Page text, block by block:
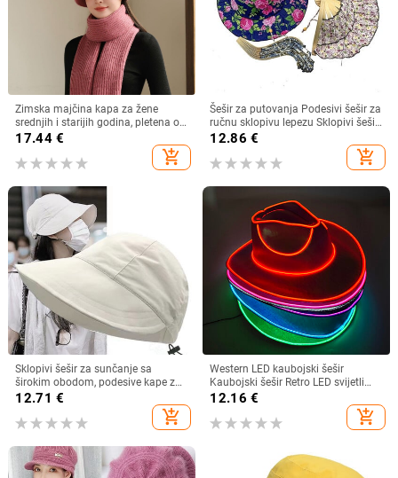
Zimska majčina kapa za žene
srednjih i starijih godina, pletena od
zečjeg krzna, otporna na hladnoću,
topla, vunena kapa plus baršunasta
kapa za umivaonik
17.44€
add_shopping_cart
Šešir za putovanja Podesivi šešir za
ručnu sklopivu lepezu Sklopivi šešir
od bambusa i lepeza Ljetna plaža
12.86 €
add_shopping_cart
Sklopivi šešir za sunčanje sa
širokim obodom, podesive kape za
muškarce, žene, šeširi za plažu,
ljetni brzosušeći viziri, ribarska kapa
12.71 €
add_shopping_cart
Western LED kaubojski šešir
Kaubojski šešir Retro LED svijetli
obod Jazz cilindar Svjetleći
mladenkin šešir Cosplay kostim
Kaubojsko odijelo za žene
12.16 €
add_shopping_cart